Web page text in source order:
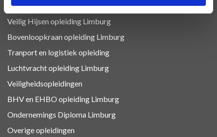
Heftruck/Reachtruck opleiding
Veilig Hijsen opleiding Limburg
Bovenloopkraan opleiding Limburg
Tranport en logistiek opleiding
Luchtvrachtopleiding Limburg
Veiligheidsopleidingen
BHV en EHBO opleiding Limburg
Ondernemings Diploma Limburg
Overige opleidingen